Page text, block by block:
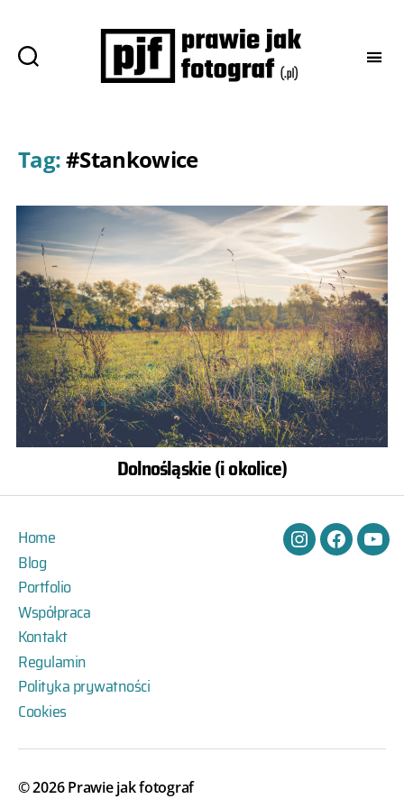
Tag:#Stankowice
Dolnośląskie (i okolice)
Home
Blog
Portfolio
Współpraca
Kontakt
Regulamin
Polityka prywatności
Cookies
Instagram
Facebook
© 2026Prawie jak fotograf